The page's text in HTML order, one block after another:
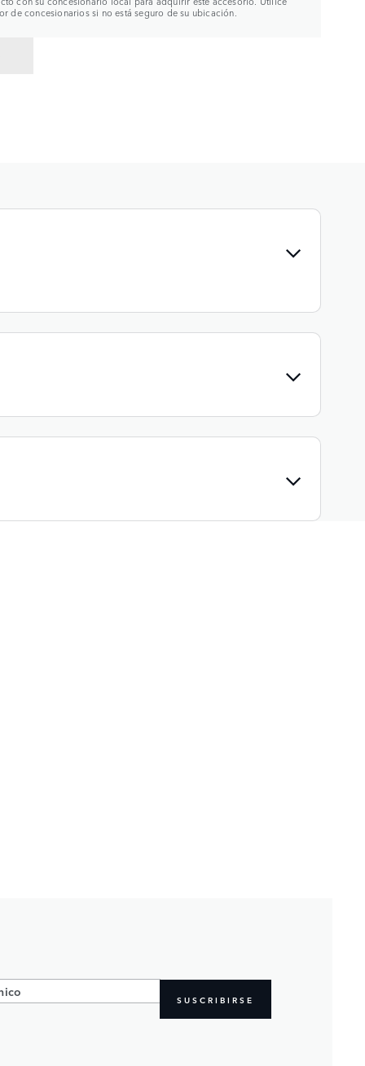
de concesionarios si no está seguro de su ubicación.
SUSCRIBIRSE